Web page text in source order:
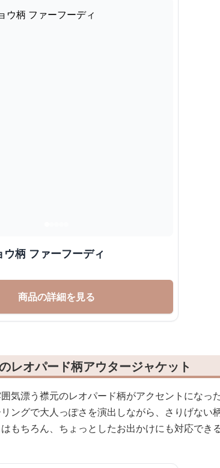
ウ柄 ファーフーディ
商品の詳細を見る
レオパード柄アウタージャケット
気漂う襟元のレオパード柄がアクセントになっ
ングで大人っぽさを演出しながら、さりげない
もちろん、ちょっとしたお出かけにも対応でき